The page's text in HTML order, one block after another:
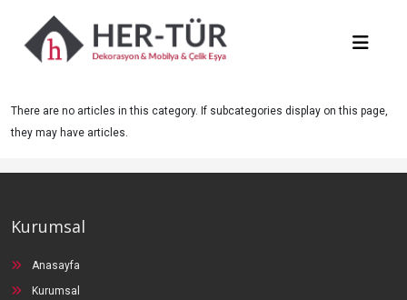
There are no articles in this category. If subcategories display on this page,
they may have articles.
Kurumsal
Anasayfa
Kurumsal